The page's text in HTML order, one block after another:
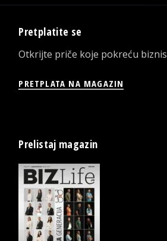
Pretplatite se
Otkrijte priče koje pokreću biznis
PRETPLATA NA MAGAZIN
Prelistaj magazin